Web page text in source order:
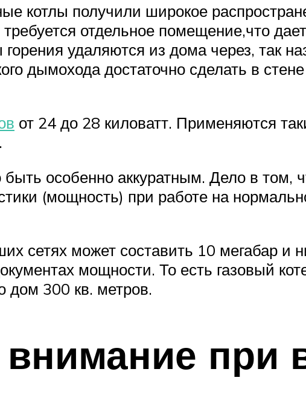
котлы получили широкое
отдельное помещение,что
удаляются из дома через, так
дымохода достаточно сделать в
от 24 до 28 киловатт. Применяются
особенно аккуратным. Дело в том,
(мощность) при работе на
сетях может составить 10 мегабар и
мощности. То есть газовый
дом 300 кв. метров.
внимание при